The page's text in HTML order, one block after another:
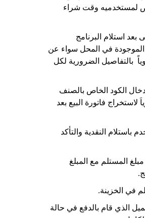
لمستخدميه وقت شراء
بعد استلام البرنامج
في المحل سواء عن
بالتفاصيل الضرورية لكل
الكود الخاص بالصنف
لاستخراج فاتورة البيع بعد
باستلام النقدية والتأكد
المستلم مع المبلغ
الذي قام بالدفع في حالة